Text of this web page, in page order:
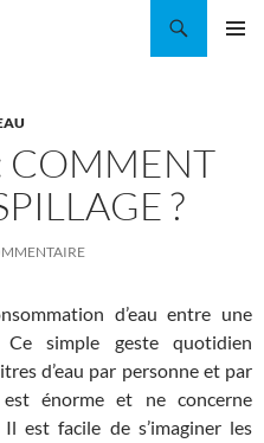
COMMENT
?
d’eau entre une
simple geste quotidien
d’eau par personne et par
est énorme et ne concerne
est facile de s’imaginer les